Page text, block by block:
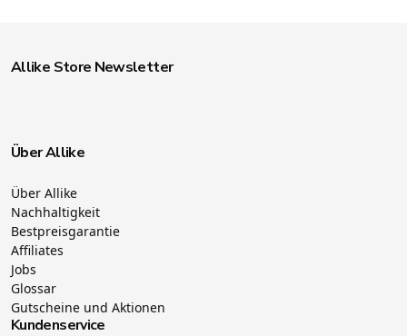
Allike Store Newsletter
Über Allike
Über Allike
Nachhaltigkeit
Bestpreisgarantie
Affiliates
Jobs
Glossar
Gutscheine und Aktionen
Kundenservice